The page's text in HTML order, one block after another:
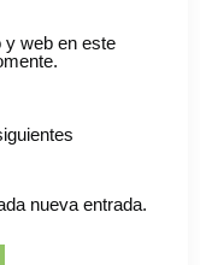
y web en este
nueva entrada.